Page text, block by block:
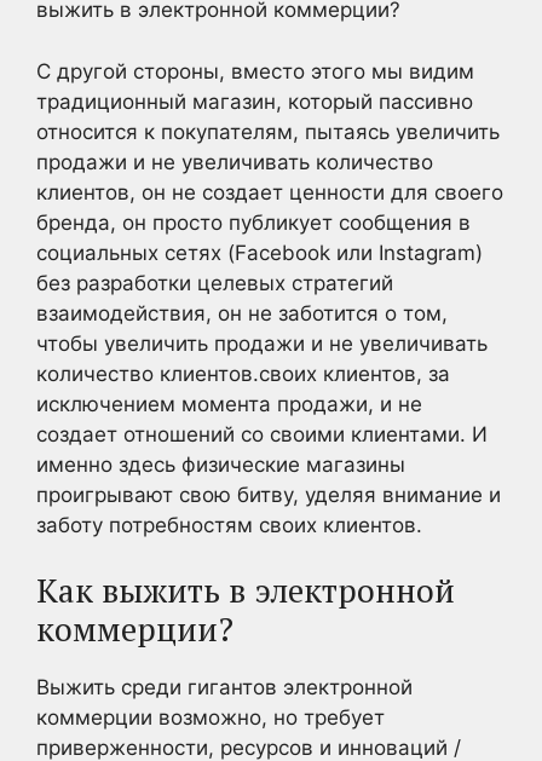
выжить в электронной коммерции?
С другой стороны, вместо этого мы видим
традиционный магазин, который пассивно
относится к покупателям, пытаясь увеличить
продажи и не увеличивать количество
клиентов, он не создает ценности для своего
бренда, он просто публикует сообщения в
социальных сетях (Facebook или Instagram)
без разработки целевых стратегий
взаимодействия, он не заботится о том,
чтобы увеличить продажи и не увеличивать
количество клиентов.своих клиентов, за
исключением момента продажи, и не
создает отношений со своими клиентами. И
именно здесь физические магазины
проигрывают свою битву, уделяя внимание и
заботу потребностям своих клиентов.
Как выжить в электронной
коммерции?
Выжить среди гигантов электронной
коммерции возможно, но требует
приверженности, ресурсов и инноваций /